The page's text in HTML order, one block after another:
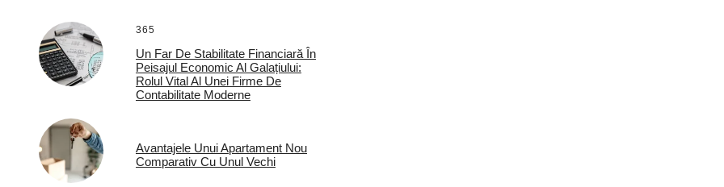
365
Un Far De Stabilitate Financiară În
Peisajul Economic Al Galațiului:
Rolul Vital Al Unei Firme De
Contabilitate Moderne
Avantajele Unui Apartament Nou
Comparativ Cu Unul Vechi